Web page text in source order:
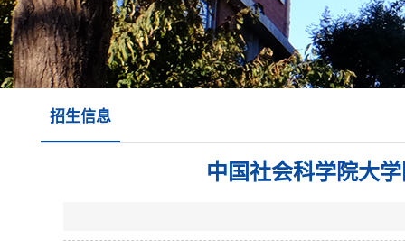
招生信息
中国社会科学院大